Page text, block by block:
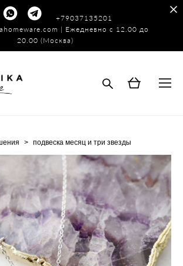
+79037135201
| Ежедневно с 12.00 до
20.00 (Москва)
> подвеска месяц и три звезды